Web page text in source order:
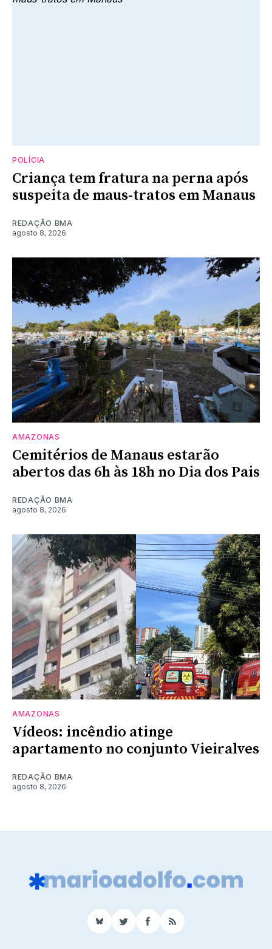
POLÍCIA
Criança tem fratura na perna após
suspeita de maus-tratos em Manaus
REDAÇÃO BMA
agosto 8, 2026
AMAZONAS
Cemitérios de Manaus estarão
abertos das 6h às 18h no Dia dos Pais
REDAÇÃO BMA
agosto 8, 2026
AMAZONAS
Vídeos: incêndio atinge
apartamento no conjunto Vieiralves
REDAÇÃO BMA
agosto 8, 2026
BlueSkyTwitterFacebook
RSS